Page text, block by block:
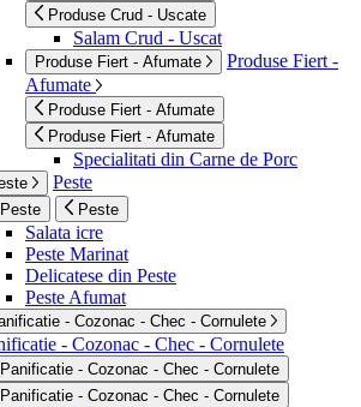
Produse Crud - Uscate
Salam Crud - Uscat
Produse Fiert - Afumate
Produse Fiert -
Afumate
Produse Fiert - Afumate
Produse Fiert - Afumate
Specialitati din Carne de Porc
Peste
Peste Peste
Salata icre
Peste Marinat
Delicatese din Peste
Peste Afumat
- Cozonac - Chec - Cornulete
- Cozonac - Chec - Cornulete
Panificatie - Cozonac - Chec - Cornulete
Panificatie - Cozonac - Chec - Cornulete